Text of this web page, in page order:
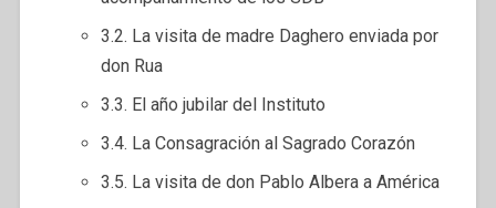
3.2. La visita de madre Daghero enviada por
don Rua
3.3. El año jubilar del Instituto
3.4. La Consagración al Sagrado Corazón
3.5. La visita de don Pablo Albera a América